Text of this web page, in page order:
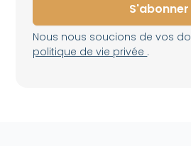
Nous nous soucions de vos
politique de vie privée .